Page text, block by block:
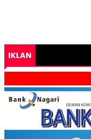
IKLAN